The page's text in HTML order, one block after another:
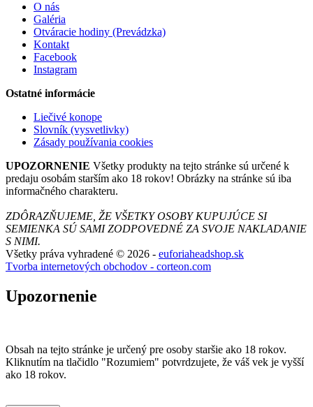
O nás
Galéria
Otváracie hodiny (Prevádzka)
Kontakt
Facebook
Instagram
Ostatné informácie
Liečivé konope
Slovník (vysvetlivky)
Zásady používania cookies
UPOZORNENIE Všetky produkty na tejto stránke sú určené k
predaju osobám starším ako 18 rokov! Obrázky na stránke sú iba
informačného charakteru.
ZDÔRAZŇUJEME, ŽE VŠETKY OSOBY KUPUJÚCE SI
SEMIENKA SÚ SAMI ZODPOVEDNÉ ZA SVOJE NAKLADANIE
S NIMI.
Všetky práva vyhradené © 2026 - euforiaheadshop.sk
Tvorba internetových obchodov - corteon.com
Upozornenie
Obsah na tejto stránke je určený pre osoby staršie ako 18 rokov.
Kliknutím na tlačidlo "Rozumiem" potvrdzujete, že váš vek je vyšší
ako 18 rokov.